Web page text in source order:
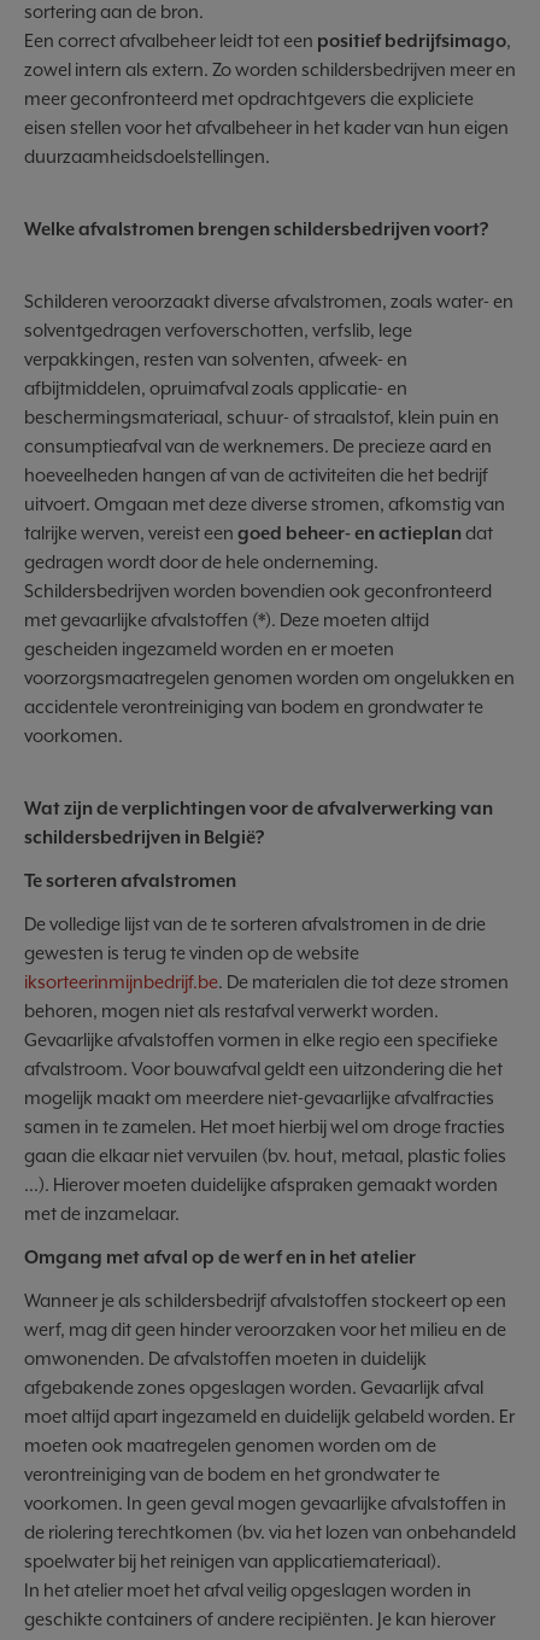
sortering aan de bron.
Een correct afvalbeheer leidt tot een positief bedrijfsimago,
zowel intern als extern. Zo worden schildersbedrijven meer en
meer geconfronteerd met opdrachtgevers die expliciete
eisen stellen voor het afvalbeheer in het kader van hun eigen
duurzaamheidsdoelstellingen.
Welke afvalstromen brengen schildersbedrijven voort?
Schilderen veroorzaakt diverse afvalstromen, zoals water- en
solventgedragen verfoverschotten, verfslib, lege
verpakkingen, resten van solventen, afweek- en
afbijtmiddelen, opruimafval zoals applicatie- en
beschermingsmateriaal, schuur- of straalstof, klein puin en
consumptieafval van de werknemers. De precieze aard en
hoeveelheden hangen af van de activiteiten die het bedrijf
uitvoert. Omgaan met deze diverse stromen, afkomstig van
talrijke werven, vereist een goed beheer- en actieplandat
gedragen wordt door de hele onderneming.
Schildersbedrijven worden bovendien ook geconfronteerd
met gevaarlijke afvalstoffen (*). Deze moeten altijd
gescheiden ingezameld worden en er moeten
voorzorgsmaatregelen genomen worden om ongelukken en
accidentele verontreiniging van bodem en grondwater te
voorkomen.
Wat zijn de verplichtingen voor de afvalverwerking van
schildersbedrijven in België?
Te sorteren afvalstromen
De volledige lijst van de te sorteren afvalstromen in de drie
gewesten is terug te vinden op de website
iksorteerinmijnbedrijf.be. De materialen die tot deze stromen
behoren, mogen niet als restafval verwerkt worden.
Gevaarlijke afvalstoffen vormen in elke regio een specifieke
afvalstroom. Voor bouwafval geldt een uitzondering die het
mogelijk maakt om meerdere niet-gevaarlijke afvalfracties
samen in te zamelen. Het moet hierbij wel om droge fracties
gaan die elkaar niet vervuilen (bv. hout, metaal, plastic folies
...). Hierover moeten duidelijke afspraken gemaakt worden
met de inzamelaar.
Omgang met afval op de werf en in het atelier
Wanneer je als schildersbedrijf afvalstoffen stockeert op een
werf, mag dit geen hinder veroorzaken voor het milieu en de
omwonenden. De afvalstoffen moeten in duidelijk
afgebakende zones opgeslagen worden. Gevaarlijk afval
moet altijd apart ingezameld en duidelijk gelabeld worden. Er
moeten ook maatregelen genomen worden om de
verontreiniging van de bodem en het grondwater te
voorkomen. In geen geval mogen gevaarlijke afvalstoffen in
de riolering terechtkomen (bv. via het lozen van onbehandeld
spoelwater bij het reinigen van applicatiemateriaal).
In het atelier moet het afval veilig opgeslagen worden in
geschikte containers of andere recipiënten. Je kan hierover